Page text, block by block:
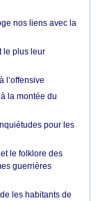
nos liens avec la
le plus leur
l’offensive
la montée du
pour les
le folklore des
guerrières
les habitants de